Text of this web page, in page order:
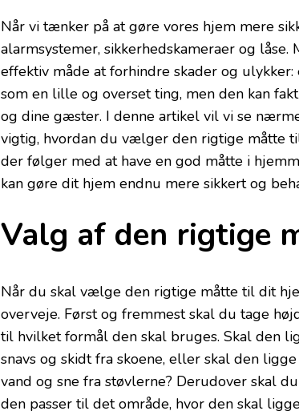
Når vi tænker på at gøre vores hjem mere
alarmsystemer, sikkerhedskameraer og låse.
effektiv måde at forhindre skader og
som en lille og overset ting, men den kan
og dine gæster. I denne artikel vil vi se
vigtig, hvordan du vælger den rigtige måtte
der følger med at have en god måtte i
kan gøre dit hjem endnu mere sikkert og
Valg af den rigtige
Når du skal vælge den rigtige måtte til dit
overveje. Først og fremmest skal du tage
til hvilket formål den skal bruges. Skal den
snavs og skidt fra skoene, eller skal den
vand og sne fra støvlerne? Derudover skal
den passer til det område, hvor den skal